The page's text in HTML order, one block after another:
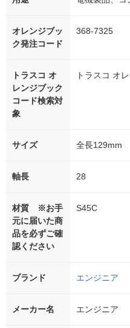
オレンジブッ
ク発注コード
368-7325
トラスコ オ
レンジブック
コード検索対
象
トラスコ オ
サイズ 全長129mm
軸長 28
材質 ※お手
元に届いた商
品を必ずご確
認ください
S45C
ブランド エンジニア
メーカー名 エンジニア